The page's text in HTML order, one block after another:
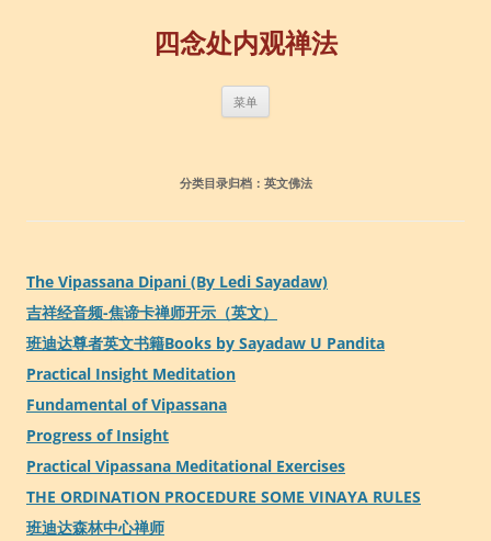
四念处内观禅法
菜单
分类目录归档： 英文佛法
The Vipassana Dipani (By Ledi Sayadaw)
吉祥经音频-焦谛卡禅师开示（英文）
班迪达尊者英文书籍Books by Sayadaw U Pandita
Practical Insight Meditation
Fundamental of Vipassana
Progress of Insight
Practical Vipassana Meditational Exercises
THE ORDINATION PROCEDURE SOME VINAYA RULES
班迪达森林中心禅师